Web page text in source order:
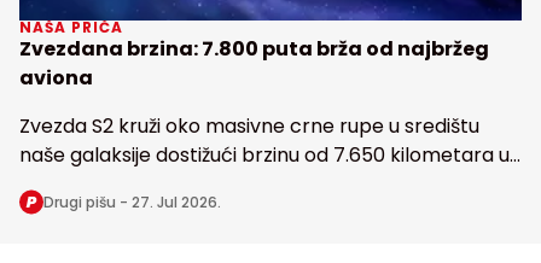
NAŠA PRIČA
Zvezdana brzina: 7.800 puta brža od najbržeg
aviona
Zvezda S2 kruži oko masivne crne rupe u središtu
naše galaksije dostižući brzinu od 7.650 kilometara u
sekundi
Drugi pišu - 27. Jul 2026.